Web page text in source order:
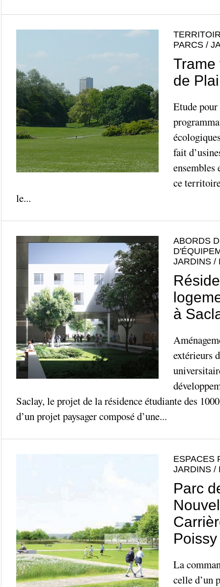
PARCS /
Trame
de
Etude
fait
ensembles
ce
le...
ABORDS
JARDINS /
à
extérieurs
Saclay, le projet de la résidence étudiante des
d’un projet paysager composé d’une...
ESPACES
JARDINS /
Parc
Poissy
La
celle d’un